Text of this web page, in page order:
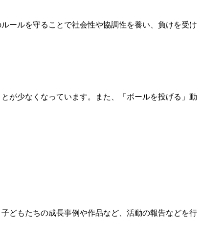
ールを守ることで社会性や協調性を養い、負けを受け
が少なくなっています。また、「ボールを投げる」動
どもたちの成長事例や作品など、活動の報告などを行